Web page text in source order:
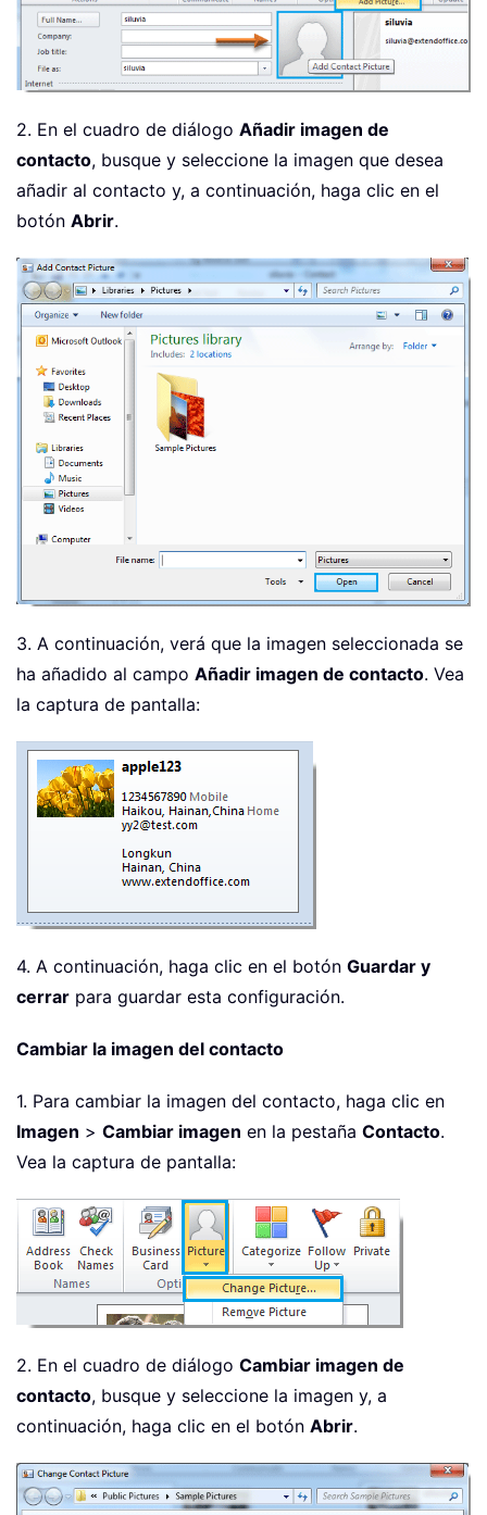
2. En el cuadro de diálogo Añadir imagen de
contacto, busque y seleccione la imagen que desea
añadir al contacto y, a continuación, haga clic en el
botón Abrir.
3. A continuación, verá que la imagen seleccionada se
ha añadido al campo Añadir imagen de contacto. Vea
la captura de pantalla:
4. A continuación, haga clic en el botón Guardar y
cerrar para guardar esta configuración.
Cambiar la imagen del contacto
1. Para cambiar la imagen del contacto, haga clic en
Imagen > Cambiar imagen en la pestaña Contacto.
Vea la captura de pantalla:
2. En el cuadro de diálogo Cambiar imagen de
contacto, busque y seleccione la imagen y, a
continuación, haga clic en el botón Abrir.